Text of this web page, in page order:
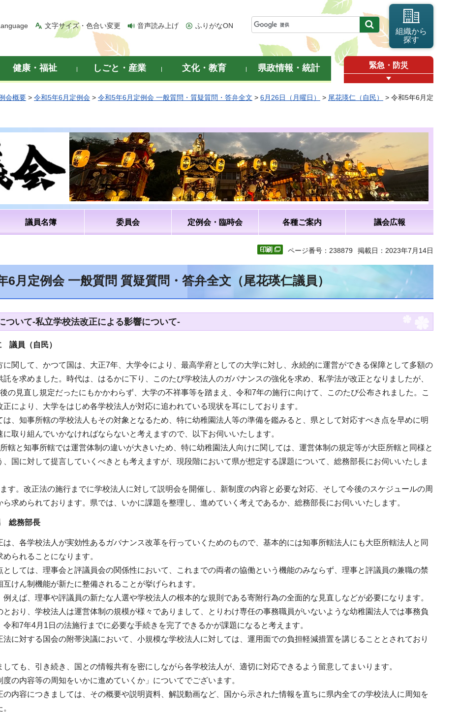
文字サイズ・色合い変更 音声読み上げ ふりがなON
組織から
探す
健康・福祉 しごと・産業 文化・教育 県政情報・統計 緊急・防災
会概要 > 令和5年6月定例会 > 令和5年6月定例会 一般質問・質疑質問・答弁全文 > 6月26日（月曜日） > 尾花瑛仁（自民）
> 令和5年6月定
議員名簿 委員会 定例会・臨時会 各種ご案内 議会広報
ページ番号：238879 掲載日：2023年7月14日
6月定例会 一般質問 質疑質問・答弁全文（尾花瑛仁議員）
ついて-私立学校法改正による影響について-
員（自民）
に関して、かつて国は、大正7年、大学令により、最高学府としての大学に対し、永続的に運営ができる保障として多額の
託を求めました。時代は、はるかに下り、このたび学校法人のガバナンスの強化を求め、私学法が改正となりましたが、
の見直し規定だったにもかかわらず、大学の不祥事等を踏まえ、令和7年の施行に向けて、このたび公布されました。こ
正により、大学をはじめ各学校法人が対応に追われている現状を耳にしております。
は、知事所轄の学校法人もその対象となるため、特に幼稚園法人等の準備を鑑みると、県として対応すべき点を早めに明
に取り組んでいかなければならないと考えますので、以下お伺いいたします。
轄と知事所轄では運営体制の違いが大きいため、特に幼稚園法人向けに関しては、運営体制の規定等が大臣所轄と同様と
、国に対して提言していくべきとも考えますが、現段階において県が想定する課題について、総務部長にお伺いいたしま
す。改正法の施行までに学校法人に対して説明会を開催し、新制度の内容と必要な対応、そして今後のスケジュールの周
ら求められております。県では、いかに課題を整理し、進めていく考えであるか、総務部長にお伺いいたします。
総務部長
は、各学校法人が実効性あるガバナンス改革を行っていくためのもので、基本的には知事所轄法人にも大臣所轄法人と同
られることになります。
としては、理事会と評議員会の関係性において、これまでの両者の協働という機能のみならず、理事と評議員の兼職の禁
互けん制機能が新たに整備されることが挙げられます。
例えば、理事や評議員の新たな人選や学校法人の根本的な規則である寄附行為の全面的な見直しなどが必要になります。
とおり、学校法人は運営体制の規模が様々でありまして、とりわけ専任の事務職員がいないような幼稚園法人では事務負
令和7年4月1日の法施行までに必要な手続きを完了できるかが課題になると考えます。
法に対する国会の附帯決議において、小規模な学校法人に対しては、運用面での負担軽減措置を講じることとされており
しても、引き続き、国との情報共有を密にしながら各学校法人が、適切に対応できるよう留意してまいります。
度の内容等の周知をいかに進めていくか」についてでございます。
の内容につきましては、その概要や説明資料、解説動画など、国から示された情報を直ちに県内全ての学校法人に周知を